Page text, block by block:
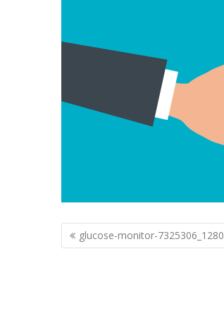
Berichtnavigatie
glucose-monitor-7325306_1280